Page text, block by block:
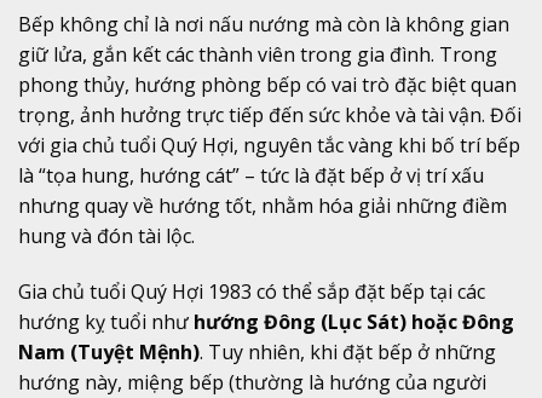
Bếp không chỉ là nơi nấu nướng mà còn là không gian
giữ lửa, gắn kết các thành viên trong gia đình. Trong
phong thủy, hướng phòng bếp có vai trò đặc biệt quan
trọng, ảnh hưởng trực tiếp đến sức khỏe và tài vận. Đối
với gia chủ tuổi Quý Hợi, nguyên tắc vàng khi bố trí bếp
là “tọa hung, hướng cát” – tức là đặt bếp ở vị trí xấu
nhưng quay về hướng tốt, nhằm hóa giải những điềm
hung và đón tài lộc.
Gia chủ tuổi Quý Hợi 1983 có thể sắp đặt bếp tại các
hướng kỵ tuổi như hướng Đông (Lục Sát) hoặc Đông
Nam (Tuyệt Mệnh). Tuy nhiên, khi đặt bếp ở những
hướng này, miệng bếp (thường là hướng của người